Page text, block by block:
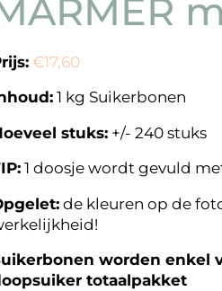
€17,60
1 kg Suikerbonen
stuks: +/- 240 stuks
1 doosje wordt gevuld
de kleuren op de
worden enkel
totaalpakket